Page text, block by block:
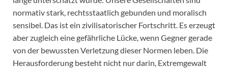
normativ stark, rechtsstaatlich gebunden und moralisch
sensibel. Das ist ein zivilisatorischer Fortschritt. Es erzeugt
aber zugleich eine gefährliche Lücke, wenn Gegner gerade
von der bewussten Verletzung dieser Normen leben. Die
Herausforderung besteht nicht nur darin, Extremgewalt